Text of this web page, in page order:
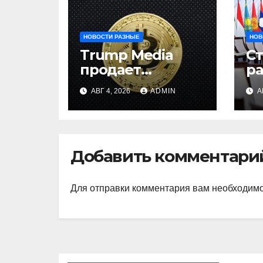
НОВОСТИ РАЗНЫЕ
Trump Media
продает
биткоины:
убыток $165 млн
АВГ 4, 2026 ADMIN
Добавить
Для отправки комментария вам